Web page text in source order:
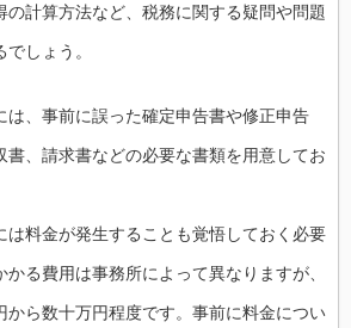
の計算方法など、税務に関する疑問や問題
しょう。
は、事前に誤った確定申告書や修正申告
書、請求書などの必要な書類を用意してお
は料金が発生することも覚悟しておく必要
る費用は事務所によって異なりますが、
から数十万円程度です。事前に料金につい